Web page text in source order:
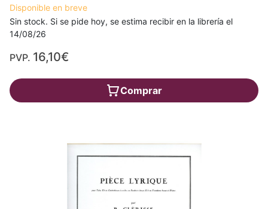
Disponible en breve
Sin stock. Si se pide hoy, se estima recibir en la librería el
14/08/26
PVP. 16,10€
Comprar